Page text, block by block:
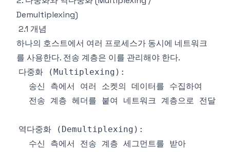
Demultiplexing)
2.1 개념
하나의 호스트에서 여러 프로세스가 동시에 네트워크
를 사용한다. 전송 계층은 이를 관리해야 한다.